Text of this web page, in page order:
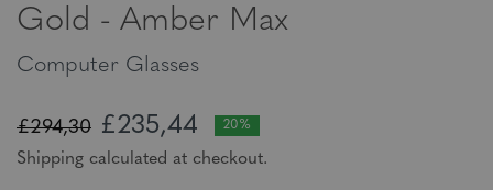
Gold - Amber Max
Computer Glasses
£294,30 £235,44 20%
Shipping calculated at checkout.